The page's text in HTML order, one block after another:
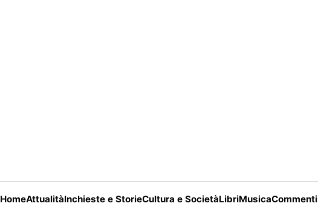
HomeAttualitàInchieste e StorieCultura e SocietàLibriMusicaCommenti